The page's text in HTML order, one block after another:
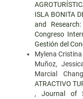
ISLA BONITA
and
Congreso
Gestión del
Mylena
Muñoz,
Marcial
ATRACTIVO
, Journal of